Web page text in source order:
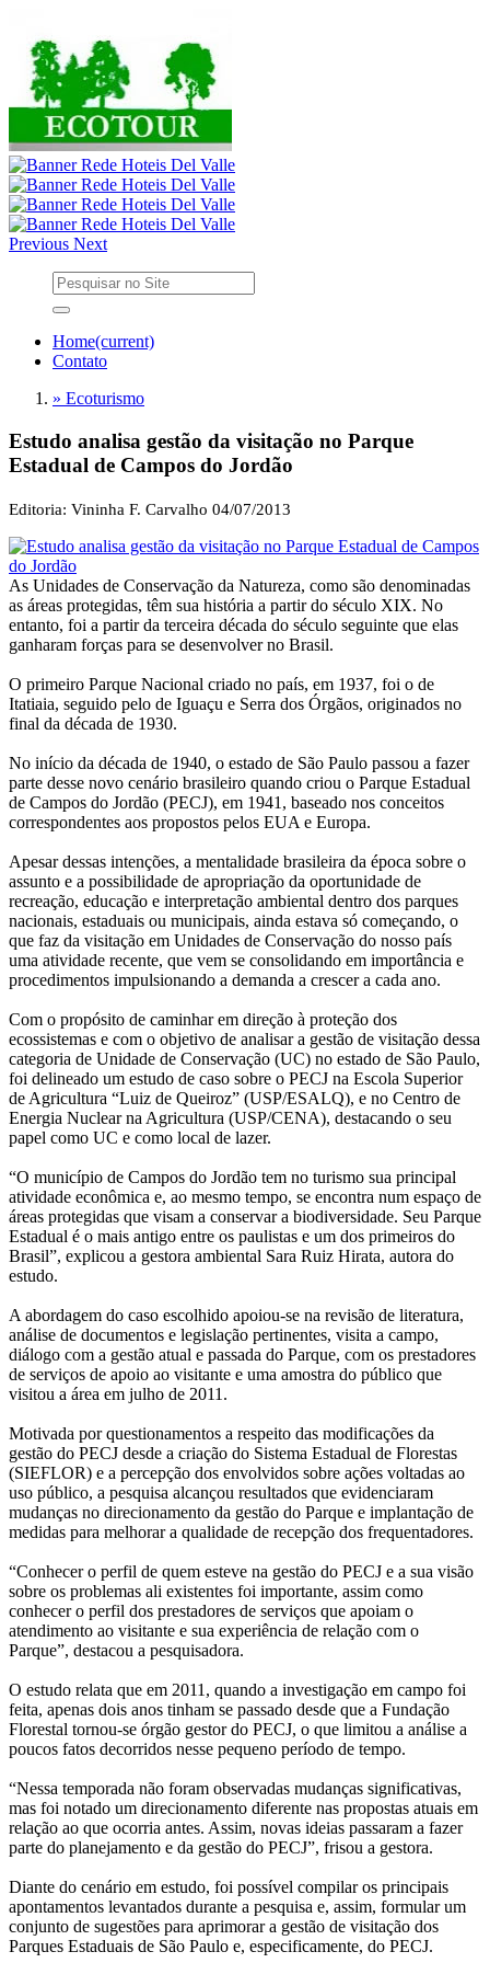
Previous Next
Home(current)
Contato
» Ecoturismo
Estudo analisa gestão da visitação no Parque
Estadual de Campos do Jordão
Editoria: Vininha F. Carvalho 04/07/2013
As Unidades de Conservação da Natureza, como são denominadas
as áreas protegidas, têm sua história a partir do século XIX. No
entanto, foi a partir da terceira década do século seguinte que elas
ganharam forças para se desenvolver no Brasil.
O primeiro Parque Nacional criado no país, em 1937, foi o de
Itatiaia, seguido pelo de Iguaçu e Serra dos Órgãos, originados no
final da década de 1930.
No início da década de 1940, o estado de São Paulo passou a fazer
parte desse novo cenário brasileiro quando criou o Parque Estadual
de Campos do Jordão (PECJ), em 1941, baseado nos conceitos
correspondentes aos propostos pelos EUA e Europa.
Apesar dessas intenções, a mentalidade brasileira da época sobre o
assunto e a possibilidade de apropriação da oportunidade de
recreação, educação e interpretação ambiental dentro dos parques
nacionais, estaduais ou municipais, ainda estava só começando, o
que faz da visitação em Unidades de Conservação do nosso país
uma atividade recente, que vem se consolidando em importância e
procedimentos impulsionando a demanda a crescer a cada ano.
Com o propósito de caminhar em direção à proteção dos
ecossistemas e com o objetivo de analisar a gestão de visitação dessa
categoria de Unidade de Conservação (UC) no estado de São Paulo,
foi delineado um estudo de caso sobre o PECJ na Escola Superior
de Agricultura “Luiz de Queiroz” (USP/ESALQ), e no Centro de
Energia Nuclear na Agricultura (USP/CENA), destacando o seu
papel como UC e como local de lazer.
“O município de Campos do Jordão tem no turismo sua principal
atividade econômica e, ao mesmo tempo, se encontra num espaço de
áreas protegidas que visam a conservar a biodiversidade. Seu Parque
Estadual é o mais antigo entre os paulistas e um dos primeiros do
Brasil”, explicou a gestora ambiental Sara Ruiz Hirata, autora do
estudo.
A abordagem do caso escolhido apoiou-se na revisão de literatura,
análise de documentos e legislação pertinentes, visita a campo,
diálogo com a gestão atual e passada do Parque, com os prestadores
de serviços de apoio ao visitante e uma amostra do público que
visitou a área em julho de 2011.
Motivada por questionamentos a respeito das modificações da
gestão do PECJ desde a criação do Sistema Estadual de Florestas
(SIEFLOR) e a percepção dos envolvidos sobre ações voltadas ao
uso público, a pesquisa alcançou resultados que evidenciaram
mudanças no direcionamento da gestão do Parque e implantação de
medidas para melhorar a qualidade de recepção dos frequentadores.
“Conhecer o perfil de quem esteve na gestão do PECJ e a sua visão
sobre os problemas ali existentes foi importante, assim como
conhecer o perfil dos prestadores de serviços que apoiam o
atendimento ao visitante e sua experiência de relação com o
Parque”, destacou a pesquisadora.
O estudo relata que em 2011, quando a investigação em campo foi
feita, apenas dois anos tinham se passado desde que a Fundação
Florestal tornou-se órgão gestor do PECJ, o que limitou a análise a
poucos fatos decorridos nesse pequeno período de tempo.
“Nessa temporada não foram observadas mudanças significativas,
mas foi notado um direcionamento diferente nas propostas atuais em
relação ao que ocorria antes. Assim, novas ideias passaram a fazer
parte do planejamento e da gestão do PECJ”, frisou a gestora.
Diante do cenário em estudo, foi possível compilar os principais
apontamentos levantados durante a pesquisa e, assim, formular um
conjunto de sugestões para aprimorar a gestão de visitação dos
Parques Estaduais de São Paulo e, especificamente, do PECJ.